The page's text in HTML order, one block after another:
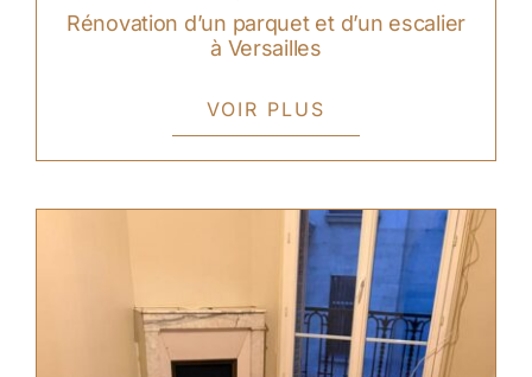
Rénovation d’un parquet et d’un escalier
à Versailles
VOIR PLUS